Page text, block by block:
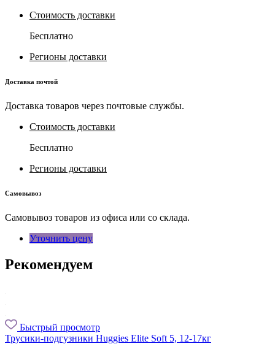
Стоимость доставки
Бесплатно
Регионы доставки
Доставка почтой
Доставка товаров через почтовые службы.
Стоимость доставки
Бесплатно
Регионы доставки
Самовывоз
Самовывоз товаров из офиса или со склада.
Уточнить цену
Рекомендуем
Быстрый просмотр
Трусики-подгузники Huggies Elite Soft 5, 12-17кг